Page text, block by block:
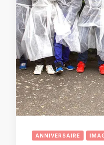
ANNIVERSAIRE